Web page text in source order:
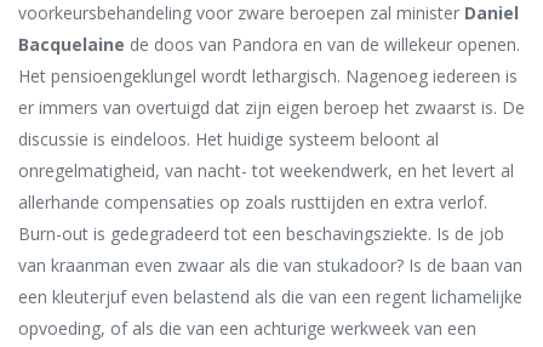
voorkeursbehandeling voor zware beroepen zal minister Daniel
Bacquelaine de doos van Pandora en van de willekeur openen.
Het pensioengeklungel wordt lethargisch. Nagenoeg iedereen is
er immers van overtuigd dat zijn eigen beroep het zwaarst is. De
discussie is eindeloos. Het huidige systeem beloont al
onregelmatigheid, van nacht- tot weekendwerk, en het levert al
allerhande compensaties op zoals rusttijden en extra verlof.
Burn-out is gedegradeerd tot een beschavingsziekte. Is de job
van kraanman even zwaar als die van stukadoor? Is de baan van
een kleuterjuf even belastend als die van een regent lichamelijke
opvoeding, of als die van een achturige werkweek van een